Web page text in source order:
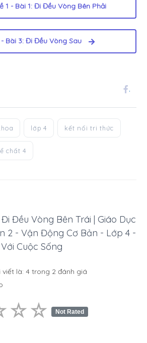
1 - Bài 1: Đi Đều Vòng Bên Phải
- Bài 3: Đi Đều Vòng Sau
.
lớp 4 kết nối tri thức
chất 4
Đi Đều Vòng Bên Trái | Giáo Dục
2 - Vận Động Cơ Bản - Lớp 4 -
Cuộc Sống
là: 4 trong 2 đánh giá
☆☆
★★ Not Rated